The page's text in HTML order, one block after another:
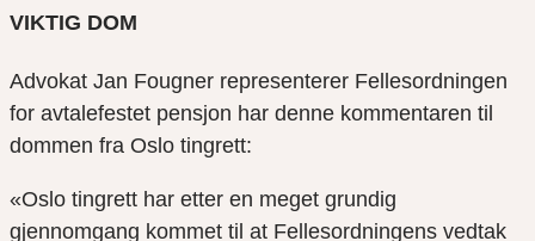
VIKTIG DOM
Advokat Jan Fougner representerer Fellesordningen
for avtalefestet pensjon har denne kommentaren til
dommen fra Oslo tingrett:
«Oslo tingrett har etter en meget grundig
gjennomgang kommet til at Fellesordningens vedtak